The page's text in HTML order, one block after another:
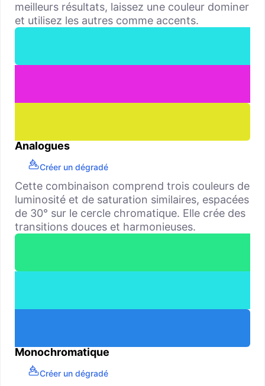
meilleurs résultats, laissez une couleur dominer
et utilisez les autres comme accents.
Analogues
Créer un dégradé
Cette combinaison comprend trois couleurs de
luminosité et de saturation similaires, espacées
de 30° sur le cercle chromatique. Elle crée des
transitions douces et harmonieuses.
Monochromatique
Créer un dégradé